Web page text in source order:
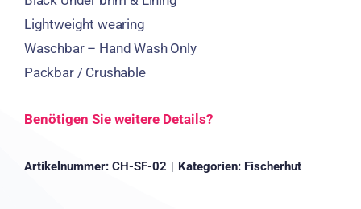
Lightweight wearing
Waschbar – Hand Wash Only
Packbar / Crushable
Benötigen Sie weitere Details?
Artikelnummer: CH-SF-02 | Kategorien: Fischerhut